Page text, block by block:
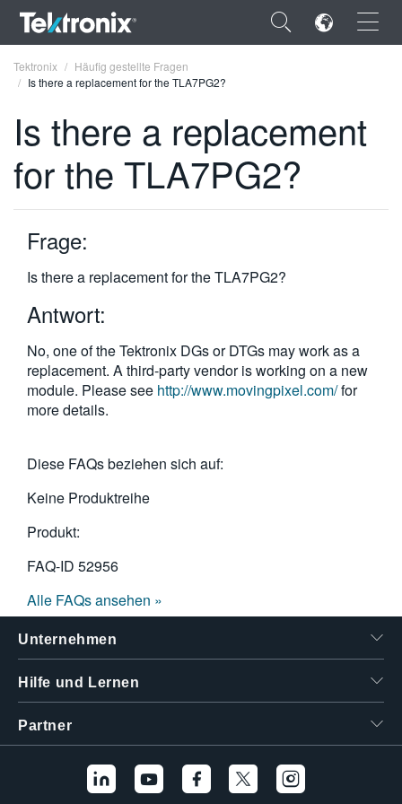
×
ENGLISH
FRANÇAIS
DEUTSCH
VIỆT NAM
简体中文
日本語
한국어
繁體中文
Tektronix
Häufig gestellte Fragen
Is there a replacement for the TLA7PG2?
Is there a replacement
for the TLA7PG2?
Frage:
Is there a replacement for the TLA7PG2?
Antwort:
No, one of the Tektronix DGs or DTGs may work as a
replacement. A third-party vendor is working on a new
module. Please see http://www.movingpixel.com/for
more details.
Diese FAQs beziehen sich auf:
Keine Produktreihe
Produkt:
FAQ-ID 52956
Alle FAQs ansehen »
Unternehmen
Hilfe und Lernen
Partner